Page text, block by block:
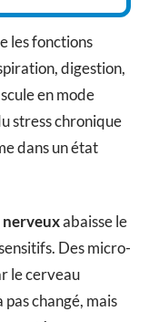
les fonctions
digestion,
en mode
stress chronique
dans un état
abaisse le
Des micro-
le cerveau
changé, mais